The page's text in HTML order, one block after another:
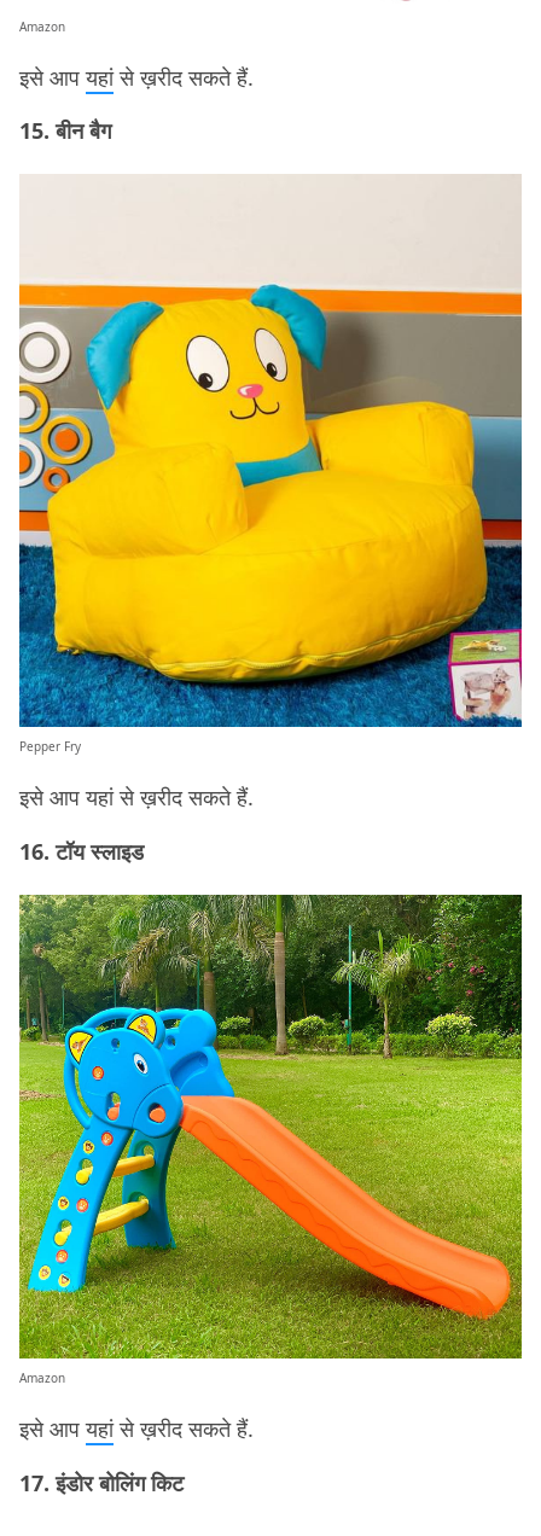
Amazon
इसे आपयहांसे ख़रीद सकते हैं.
15. बीन बैग
Pepper Fry
इसे आप यहां से ख़रीद सकते हैं.
16. टॉय स्लाइड
Amazon
इसे आपयहांसे ख़रीद सकते हैं.
17. इंडोर बोलिंग किट